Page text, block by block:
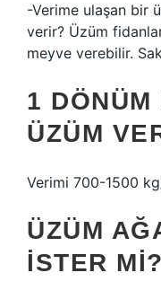
-Verime ulaşan bir
verir? Üzüm
meyve verebilir.
1
ÜZÜM
Verimi 700-1500
ÜZÜM
ISTER MI?